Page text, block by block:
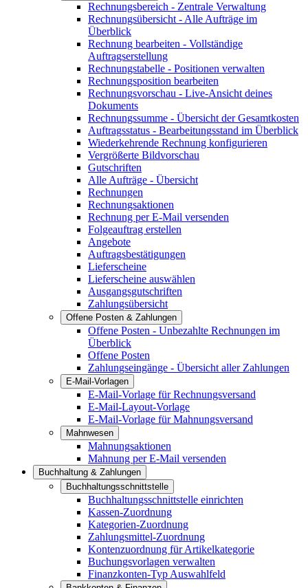
Rechnungsbereich - Zentrale Verwaltung
Rechnungsübersicht - Alle Aufträge im
Überblick
Rechnung bearbeiten - Vollständige
Auftragserstellung
Rechnungstabelle - Positionen verwalten
Rechnungsposition bearbeiten
Rechnungsvorschau - Live-Ansicht deines
Dokuments
Rechnungssumme - Übersicht der Gesamtkosten
Auftragsstatus - Bearbeitungsstand im Überblick
Wiederkehrende Rechnung konfigurieren
Vergrößerte Bildvorschau
Gutschriften
Alle Aufträge - Übersicht
Rechnungen
Rechnungsaktionen
Rechnung per E-Mail versenden
Folgeauftrag erstellen
Angebote
Auftragsbestätigungen
Lieferscheine
Lieferscheine auswählen
Ausgangsgutschriften
Zahlungsübersicht
Offene Posten & Zahlungen
Offene Posten - Unbezahlte Rechnungen im
Überblick
Offene Posten
Zahlungseingänge - Übersicht aller Zahlungen
E-Mail-Vorlagen
E-Mail-Vorlage für Rechnungsversand
E-Mail-Layout-Vorlage
E-Mail-Vorlage für Mahnungsversand
Mahnwesen
Mahnungsaktionen
Mahnung per E-Mail versenden
Buchhaltung & Zahlungen
Buchhaltungsschnittstelle
Buchhaltungsschnittstelle einrichten
Kassen-Zuordnung
Kategorien-Zuordnung
Zahlungsmittel-Zuordnung
Kontenzuordnung für Artikelkategorie
Buchungsvorlagen verwalten
Finanzkonten-Typ Auswahlfeld